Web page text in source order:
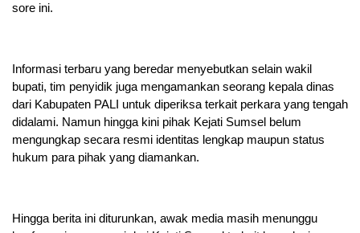
sore ini.
Informasi terbaru yang beredar menyebutkan selain wakil
bupati, tim penyidik juga mengamankan seorang kepala dinas
dari Kabupaten PALI untuk diperiksa terkait perkara yang tengah
didalami. Namun hingga kini pihak Kejati Sumsel belum
mengungkap secara resmi identitas lengkap maupun status
hukum para pihak yang diamankan.
Hingga berita ini diturunkan, awak media masih menunggu